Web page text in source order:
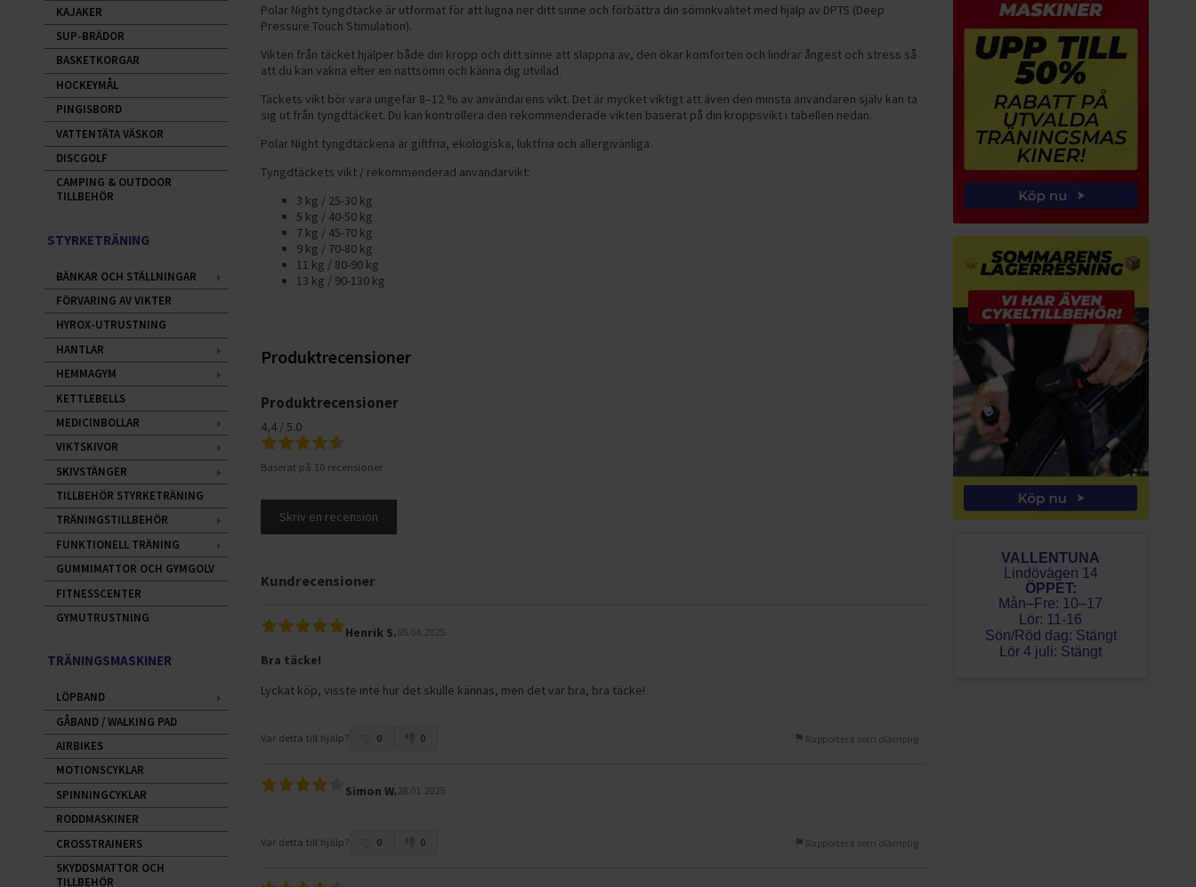
VALLENTUNA
Lindövägen 14
ÖPPET:
Mån–Fre: 10–17
Lör: 11-16
Sön/Röd dag: Stängt
Lör 4 juli: Stängt
Polar Night tyngdtäcke är utformat för att lugna ner ditt sinne och förbättra din sömnkvalitet med hjälp av DPTS (Deep
Pressure Touch Stimulation).
Vikten från täcket hjälper både din kropp och ditt sinne att slappna av, den ökar komforten och lindrar ångest och stress så
att du kan vakna efter en nattsömn och känna dig utvilad.
Täckets vikt bör vara ungefär 8–12 % av användarens vikt. Det är mycket viktigt att även den minsta användaren själv kan ta
sig ut från tyngdtäcket. Du kan kontrollera den rekommenderade vikten baserat på din kroppsvikt i tabellen nedan.
Polar Night tyngdtäckena är giftfria, ekologiska, luktfria och allergivänliga.
Tyngdtäckets vikt / rekommenderad användarvikt:
3 kg / 25-30 kg
5 kg / 40-50 kg
7 kg / 45-70 kg
9 kg / 70-80 kg
11 kg / 80-90 kg
13 kg / 90-130 kg
Produktrecensioner
Produktrecensioner
4,4 / 5.0
Baserat på 10 recensioner
Skriv en recension
Kundrecensioner
Henrik S.05.04.2025
Bra täcke!
Lyckat köp, visste inte hur det skulle kännas, men det var bra, bra täcke!
Var detta till hjälp? 0 0 Rapportera som olämplig
Simon W. 28.01.2025
Var detta till hjälp? 0 0 Rapportera som olämplig
KAJAKER
SUP-BRÄDOR
BASKETKORGAR
HOCKEYMÅL
PINGISBORD
VATTENTÄTA VÄSKOR
DISCGOLF
CAMPING & OUTDOOR
TILLBEHÖR
STYRKETRÄNING
BÄNKAR OCH STÄLLNINGAR
FÖRVARING AV VIKTER
HYROX-UTRUSTNING
HANTLAR
HEMMAGYM
KETTLEBELLS
MEDICINBOLLAR
VIKTSKIVOR
SKIVSTÄNGER
TILLBEHÖR STYRKETRÄNING
TRÄNINGSTILLBEHÖR
FUNKTIONELL TRÄNING
GUMMIMATTOR OCH GYMGOLV
FITNESSCENTER
GYMUTRUSTNING
TRÄNINGSMASKINER
LÖPBAND
GÅBAND / WALKING PAD
AIRBIKES
MOTIONSCYKLAR
SPINNINGCYKLAR
RODDMASKINER
CROSSTRAINERS
SKYDDSMATTOR OCH
TILLBEHÖR